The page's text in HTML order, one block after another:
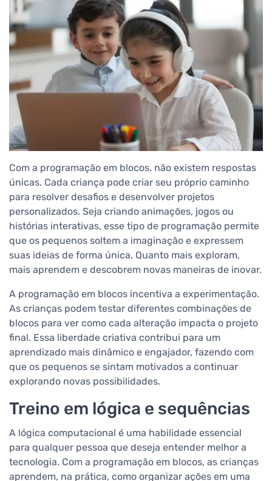
Com a programação em blocos, não existem respostas
únicas. Cada criança pode criar seu próprio caminho
para resolver desafios e desenvolver projetos
personalizados. Seja criando animações, jogos ou
histórias interativas, esse tipo de programação permite
que os pequenos soltem a imaginação e expressem
suas ideias de forma única. Quanto mais exploram,
mais aprendem e descobrem novas maneiras de inovar.
A programação em blocos incentiva a experimentação.
As crianças podem testar diferentes combinações de
blocos para ver como cada alteração impacta o projeto
final. Essa liberdade criativa contribui para um
aprendizado mais dinâmico e engajador, fazendo com
que os pequenos se sintam motivados a continuar
explorando novas possibilidades.
Treino em lógica e sequências
A lógica computacional é uma habilidade essencial
para qualquer pessoa que deseja entender melhor a
tecnologia. Com a programação em blocos, as crianças
aprendem, na prática, como organizar ações em uma